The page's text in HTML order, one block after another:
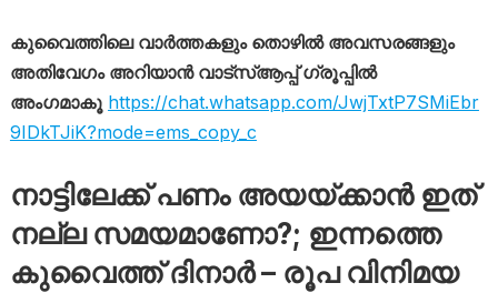
കുവൈത്തിലെ വാർത്തകളും തൊഴിൽ അവസരങ്ങളും
അതിവേഗം അറിയാൻ വാട്സ്ആപ്പ് ഗ്രൂപ്പിൽ
അംഗമാകൂ https://chat.whatsapp.com/JwjTxtP7SMiEbr
9IDkTJiK?mode=ems_copy_c
നാട്ടിലേക്ക് പണം അയയ്ക്കാൻ ഇത്
നല്ല സമയമാണോ?; ഇന്നത്തെ
കുവൈത്ത് ദിനാർ – രൂപ വിനിമയ